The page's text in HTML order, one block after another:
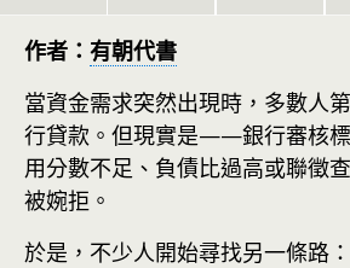
作者： 有朝代書
當資金需求突然出現時，多數人
行貸款。但現實是——銀行審核
用分數不足、負債比過高或聯徵
被婉拒。
於是，不少人開始尋找另一條路：